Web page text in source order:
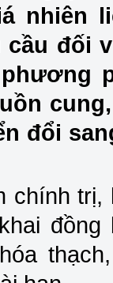
nhiên
cầu đối
đổi
chính